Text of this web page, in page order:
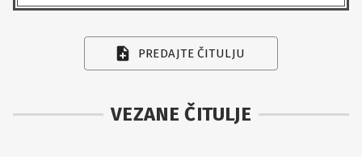
PREDAJTE ČITULJU
VEZANE ČITULJE